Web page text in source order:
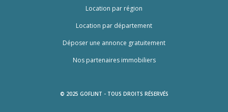
Location par région
Location par département
Déposer une annonce gratuitement
Nos partenaires immobiliers
© 2025 GOFLINT - TOUS DROITS RÉSERVÉS